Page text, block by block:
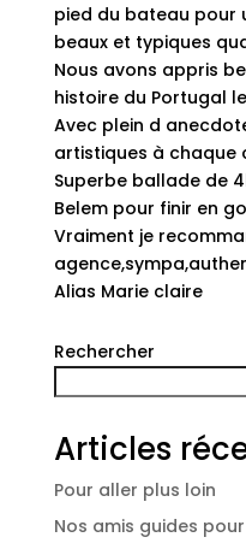
pied du bateau pour
beaux et typiques
Nous avons appris
histoire du Portugal
Avec plein d
artistiques à chaque
Superbe ballade de
Belem pour finir en
Vraiment je
Alias Marie claire
Rechercher
Articles
Pour aller plus loin
Nos amis guides